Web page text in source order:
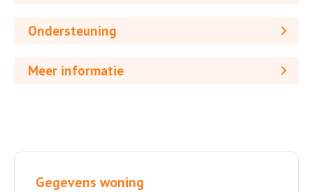
Ondersteuning
Meer informatie
Gegevens woning